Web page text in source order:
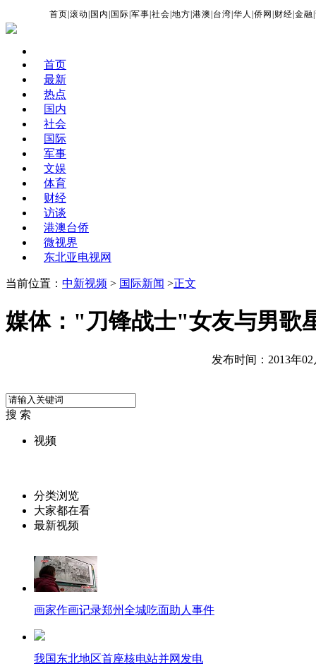
首页 |滚动 国内 国际 |军事 |社会 |地方 |港澳 台湾 |华人 |侨网 财经 |金融 |
首页
最新
热点
国内
社会
国际
军事
文娱
体育
财经
访谈
港澳台侨
微视界
东北亚电视网
当前位置： 中新视频 > 国际新闻 >正文
媒体："刀锋战士"女友与男歌
发布时间：2013年02
搜 索
视频
分类浏览
大家都在看
最新视频
画家作画记录郑州全城吃面助人事件
我国东北地区首座核电站并网发电